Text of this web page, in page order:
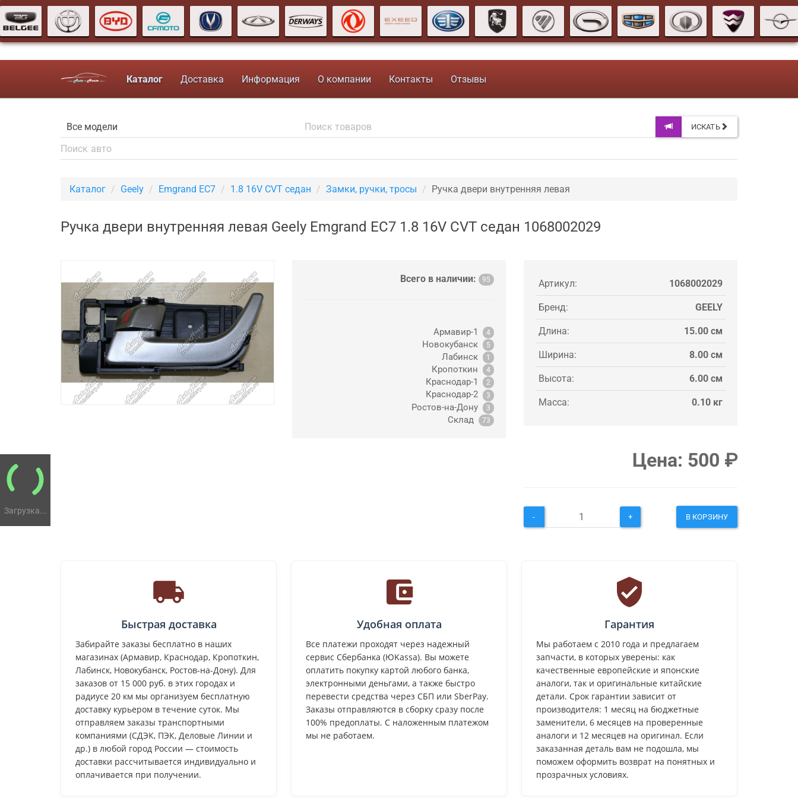
Загрузка...
Каталог Доставка Информация О компании Контакты Отзывы
ИСКАТЬ
Каталог Geely Emgrand EC7 1.8 16V CVT седан Замки, ручки, тросы Ручка двери внутренняя левая
Ручка двери внутренняя левая Geely Emgrand EC7 1.8 16V CVT седан 1068002029
Всего в наличии: 95
Армавир-1 4
Новокубанск 5
Лабинск 1
Кропоткин 4
Краснодар-1 2
Краснодар-2 3
Ростов-на-Дону 3
Склад 73
Артикул: 1068002029
Бренд: GEELY
Длина: 15.00 см
Ширина: 8.00 см
Высота: 6.00 см
Масса: 0.10 кг
Цена: 500 ₽
- + В КОРЗИНУ
Быстрая доставка
Забирайте заказы бесплатно в наших
магазинах (Армавир, Краснодар, Кропоткин,
Лабинск, Новокубанск, Ростов-на-Дону). Для
заказов от 15 000 руб. в этих городах и
радиусе 20 км мы организуем бесплатную
доставку курьером в течение суток. Мы
отправляем заказы транспортными
компаниями (СДЭК, ПЭК, Деловые Линии и
др.) в любой город России — стоимость
доставки рассчитывается индивидуально и
оплачивается при получении.
Удобная оплата
Все платежи проходят через надежный
сервис Сбербанка (ЮKassa). Вы можете
оплатить покупку картой любого банка,
электронными деньгами, а также быстро
перевести средства через СБП или SberPay.
Заказы отправляются в сборку сразу после
100% предоплаты. С наложенным платежом
мы не работаем.
Гарантия
Мы работаем с 2010 года и предлагаем
запчасти, в которых уверены: как
качественные европейские и японские
аналоги, так и оригинальные китайские
детали. Срок гарантии зависит от
производителя: 1 месяц на бюджетные
заменители, 6 месяцев на проверенные
аналоги и 12 месяцев на оригинал. Если
заказанная деталь вам не подошла, мы
поможем оформить возврат на понятных и
прозрачных условиях.